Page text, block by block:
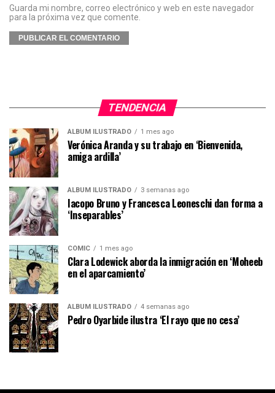
Guarda mi nombre, correo electrónico y web en este navegador
para la próxima vez que comente.
TENDENCIA
ÁLBUM ILUSTRADO 1 mes ago
Verónica Aranda y su trabajo en ‘Bienvenida,
amiga ardilla’
ÁLBUM ILUSTRADO 3 semanas ago
Iacopo Bruno y Francesca Leoneschi dan forma a
‘Inseparables’
CÓMIC 1 mes ago
Clara Lodewick aborda la inmigración en ‘Moheeb
en el aparcamiento’
ÁLBUM ILUSTRADO 4 semanas ago
Pedro Oyarbide ilustra ‘El rayo que no cesa’